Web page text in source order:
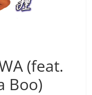
(feat.
Boo)